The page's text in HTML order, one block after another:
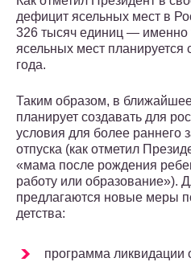
дефицит ясельных мест в
326 тысяч единиц — именно
ясельных мест планируется
года.
Таким образом, в
планирует создавать для
условия для более раннего
отпуска (как отметил
«мама после рождения
работу или образование»).
предлагаются новые меры
детства:
программа ликвидации